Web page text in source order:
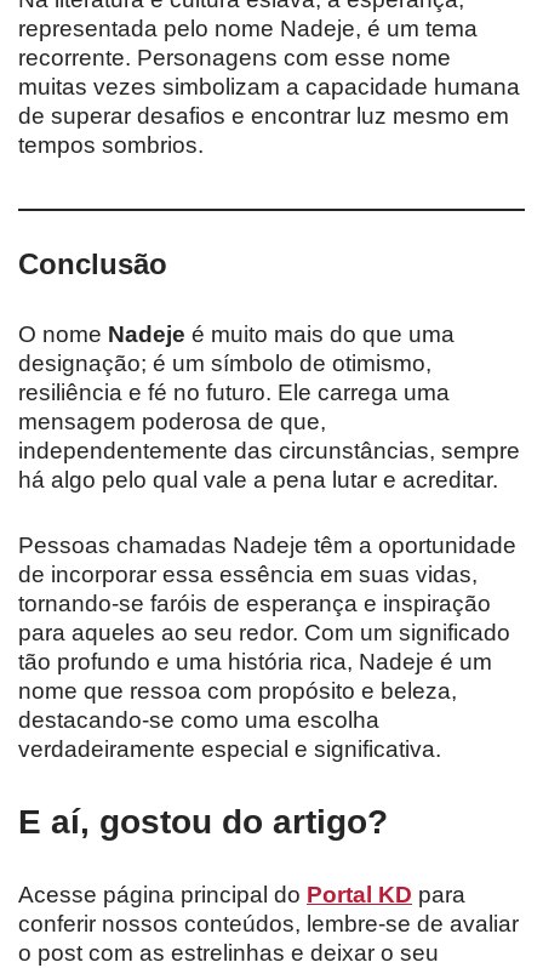
representada pelo nome Nadeje, é um tema
recorrente. Personagens com esse nome
muitas vezes simbolizam a capacidade humana
de superar desafios e encontrar luz mesmo em
tempos sombrios.
Conclusão
O nome Nadeje é muito mais do que uma
designação; é um símbolo de otimismo,
resiliência e fé no futuro. Ele carrega uma
mensagem poderosa de que,
independentemente das circunstâncias, sempre
há algo pelo qual vale a pena lutar e acreditar.
Pessoas chamadas Nadeje têm a oportunidade
de incorporar essa essência em suas vidas,
tornando-se faróis de esperança e inspiração
para aqueles ao seu redor. Com um significado
tão profundo e uma história rica, Nadeje é um
nome que ressoa com propósito e beleza,
destacando-se como uma escolha
verdadeiramente especial e significativa.
E aí, gostou do artigo?
Acesse página principal do Portal KD para
conferir nossos conteúdos, lembre-se de avaliar
o post com as estrelinhas e deixar o seu